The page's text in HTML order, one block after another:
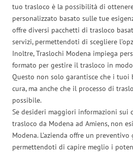
tuo trasloco è la possibilità di
personalizzato basato sulle tue
offre diversi pacchetti di trasloco
servizi, permettendoti di scegliere
Inoltre, Traslochi Modena impiega
formato per gestire il trasloco in
Questo non solo garantisce che i
cura, ma anche che il processo di
possibile.
Se desideri maggiori informazioni sui
trasloco da Modena ad Amiens, non
Modena. L’azienda offre un
permettendoti di capire meglio i